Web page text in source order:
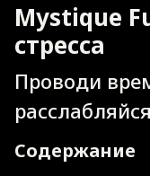
Mystique
стресса
Проводи
Содержание